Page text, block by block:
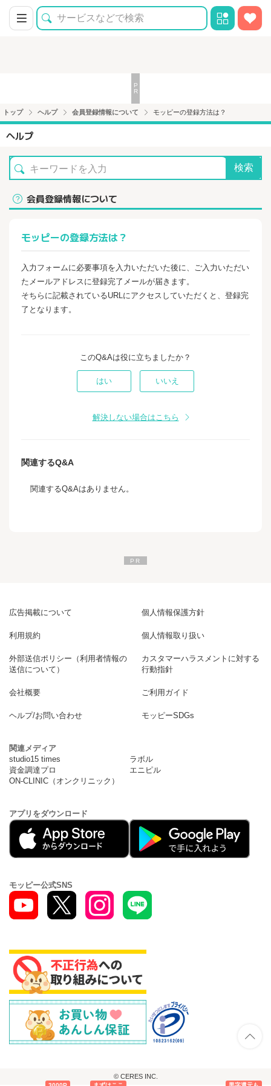
トップ ヘルプ 会員登録情報について モッピーの登録方法は？
ヘルプ
検索
会員登録情報について
モッピーの登録方法は？
入力フォームに必要事項を入力いただいた後に、ご入力いただい
たメールアドレスに登録完了メールが届きます。
そちらに記載されているURLにアクセスしていただくと、登録完
了となります。
このQ&Aは役に立ちましたか？
はい いいえ
解決しない場合はこちら
関連するQ&A
関連するQ&Aはありません。
広告掲載について 個人情報保護方針
利用規約 個人情報取り扱い
外部送信ポリシー（利用者情報の
送信について）
カスタマーハラスメントに対する
行動指針
会社概要 ご利用ガイド
ヘルプ/お問い合わせ モッピーSDGs
関連メディア
studio15 times
ラボル
資金調達プロ
エニピル
ON-CLINIC（オンクリニック）
アプリをダウンロード
モッピー公式SNS
© CERES INC.